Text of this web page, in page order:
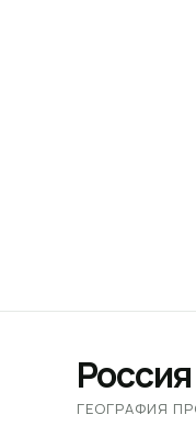
Россия
ГЕОГРАФИЯ